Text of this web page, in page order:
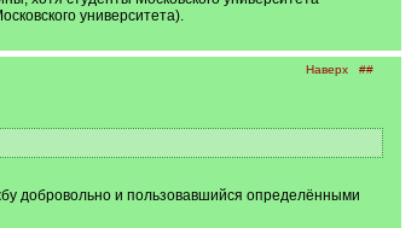
университета).
Наверх ##
добровольно и пользовавшийся определёнными